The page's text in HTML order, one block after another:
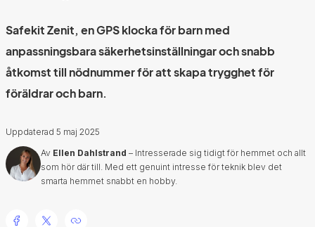
Safekit Zenit, en GPS klocka för barn med
anpassningsbara säkerhetsinställningar och snabb
åtkomst till nödnummer för att skapa trygghet för
föräldrar och barn.
Uppdaterad 5 maj 2025
Av Ellen Dahlstrand – Intresserade sig tidigt för hemmet och allt
som hör där till. Med ett genuint intresse för teknik blev det
smarta hemmet snabbt en hobby.